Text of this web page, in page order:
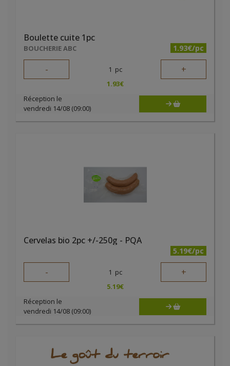
Boulette cuite 1pc
BOUCHERIE ABC 1.93€/pc
- 1 pc +
1.93€
Réception le
vendredi 14/08 (09:00)
Cervelas bio 2pc +/-250g - PQA
5.19€/pc
- 1 pc +
5.19€
Réception le
vendredi 14/08 (09:00)